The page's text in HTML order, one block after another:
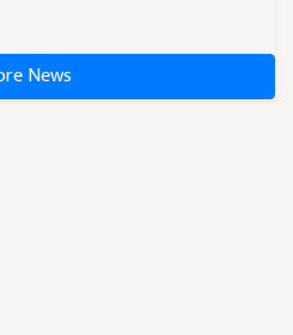
News